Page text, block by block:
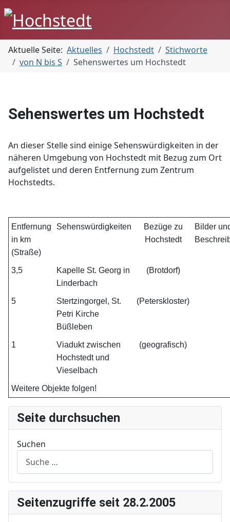
Aktuelle Seite: Aktuelles Hochstedt
Stichworte
von N bis S
Sehenswertes um Hochstedt
Sehenswertes um Hochstedt
An dieser Stelle sind einige Sehenswürdigkeiten in der
näheren Umgebung von Hochstedt mit Bezug zum Ort
aufgelistet und deren Entfernung zum Zentrum
Hochstedts.
Entfernung
in km
(Straße)
Sehenswürdigkeiten
Bezüge zu
Hochstedt
Bilder
3,5
Kapelle St. Georg in
Linderbach
(Brotdorf)
5
Stertzingorgel, St.
Petri Kirche
Büßleben
(Peterskloster)
1
Viadukt zwischen
Hochstedt und
Vieselbach
(geografisch)
Weitere Objekte folgen!
Seite durchsuchen
Suchen
Seitenzugriffe seit 28.2.2005